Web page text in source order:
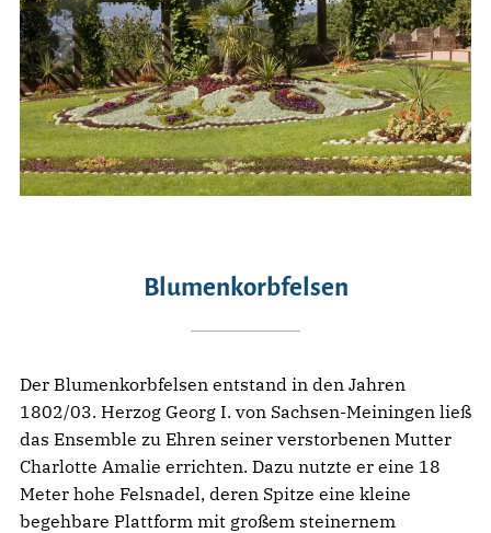
Blumenkorbfelsen
Der Blumenkorbfelsen entstand in den Jahren
1802/03. Herzog Georg I. von Sachsen-Meiningen ließ
das Ensemble zu Ehren seiner verstorbenen Mutter
Charlotte Amalie errichten. Dazu nutzte er eine 18
Meter hohe Felsnadel, deren Spitze eine kleine
begehbare Plattform mit großem steinernem